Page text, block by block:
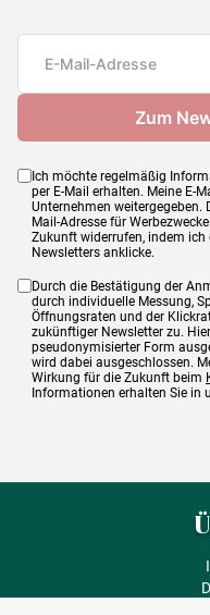
Ich möchte regelmäßig
per E-Mail erhalten. Meine E-
Unternehmen weitergegeben.
Mail-Adresse für
Zukunft widerrufen, indem ich
Newsletters anklicke.
Durch die Bestätigung der
durch individuelle Messung,
Öffnungsraten und der
zukünftiger Newsletter zu.
pseudonymisierter Form
wird dabei ausgeschlossen.
Wirkung für die Zukunft beim
Informationen erhalten Sie in